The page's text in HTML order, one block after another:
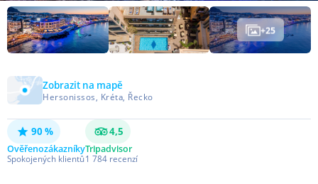
+25
Zobrazit na mapě
Hersonissos, Kréta, Řecko
90 %
Ověřenozákazníky
Spokojených klientů
4,5
Tripadvisor
1 784 recenzí